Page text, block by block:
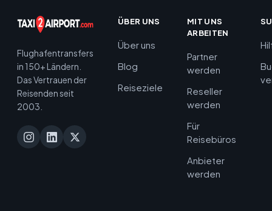
Flughafentransfers
in 150+ Ländern.
Das Vertrauen der
Reisenden seit
2003.
ÜBER UNS
Über uns
Blog
Reiseziele
MIT UNS
ARBEITEN
Partner
werden
Reseller
werden
Für
Reisebüros
Anbieter
werden